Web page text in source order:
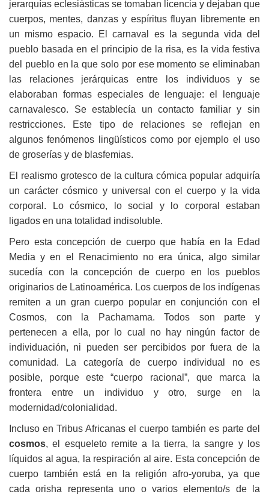
jerarquías eclesiásticas se tomaban licencia y dejaban que
cuerpos, mentes, danzas y espíritus fluyan libremente en
un mismo espacio. El carnaval es la segunda vida del
pueblo basada en el principio de la risa, es la vida festiva
del pueblo en la que solo por ese momento se eliminaban
las relaciones jerárquicas entre los individuos y se
elaboraban formas especiales de lenguaje: el lenguaje
carnavalesco. Se establecía un contacto familiar y sin
restricciones. Este tipo de relaciones se reflejan en
algunos fenómenos lingüísticos como por ejemplo el uso
de groserías y de blasfemias.
El realismo grotesco de la cultura cómica popular adquiría
un carácter cósmico y universal con el cuerpo y la vida
corporal. Lo cósmico, lo social y lo corporal estaban
ligados en una totalidad indisoluble.
Pero esta concepción de cuerpo que había en la Edad
Media y en el Renacimiento no era única, algo similar
sucedía con la concepción de cuerpo en los pueblos
originarios de Latinoamérica. Los cuerpos de los indígenas
remiten a un gran cuerpo popular en conjunción con el
Cosmos, con la Pachamama. Todos son parte y
pertenecen a ella, por lo cual no hay ningún factor de
individuación, ni pueden ser percibidos por fuera de la
comunidad. La categoría de cuerpo individual no es
posible, porque este “cuerpo racional”, que marca la
frontera entre un individuo y otro, surge en la
modernidad/colonialidad.
Incluso en Tribus Africanas el cuerpo también es parte del
cosmos, el esqueleto remite a la tierra, la sangre y los
líquidos al agua, la respiración al aire. Esta concepción de
cuerpo también está en la religión afro-yoruba, ya que
cada orisha representa uno o varios elemento/s de la